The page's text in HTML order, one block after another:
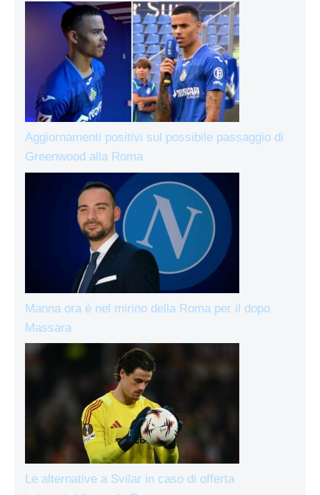
Aggiornamenti positivi sul possibile passaggio di
Greenwood alla Roma
Manna ora è nel mirino della Roma per il dopo
Massara
Le alternative a Svilar in caso di offerta